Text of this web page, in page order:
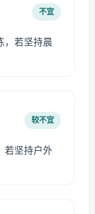
不宜
，若坚持晨
较不宜
若坚持户外